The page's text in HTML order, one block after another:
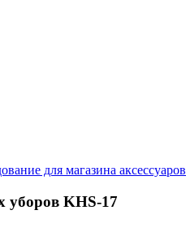
для магазина аксессуаров
уборов KHS-17